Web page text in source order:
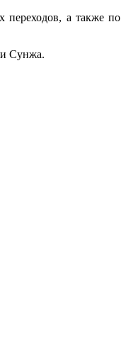
переходов, а также по
и Сунжа.